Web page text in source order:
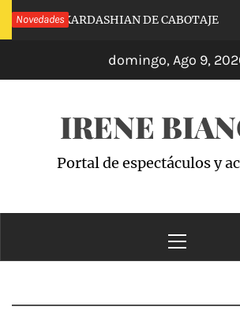
Saltar
al
NovedadesKARDASHIAN DE CABOTAJE
domingo, Ago 9,
IRENE
Portal de espectáculos y
principal